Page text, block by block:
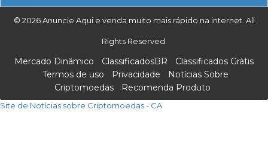
© 2026 Anuncie Aqui e venda muito mais rápido na internet. All
Rights Reserved.
Mercado Dinâmico ClassificadosBR
Classificados Grátis
Termos de uso
Privacidade
Notícias Sobre
Criptomoedas
Recomenda Produto
Site de Notícias sobre Criptomoedas - CA